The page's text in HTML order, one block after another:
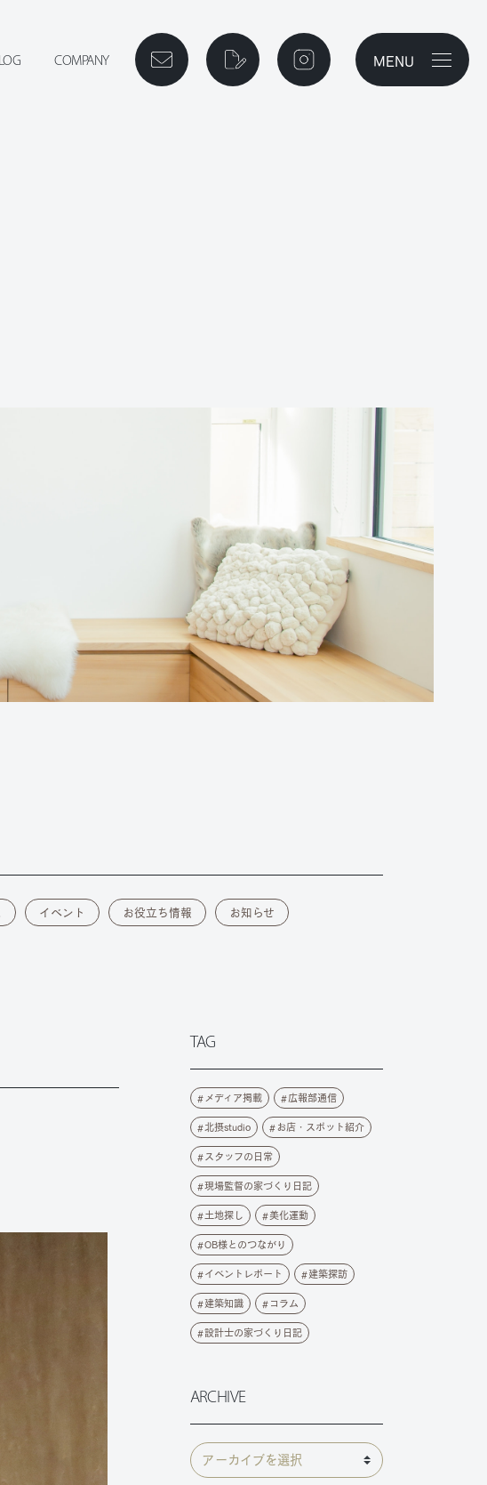
ご相談予約 資料請求 instagram メニューを
MENU
イベント お役立ち情報 お知らせ
TAG
メディア掲載 広報部通信
北摂studio お店・スポット紹介
スタッフの日常
現場監督の家づくり日記
土地探し 美化運動
OB様とのつながり
イベントレポート 建築探訪
建築知識 コラム
設計士の家づくり日記
ARCHIVE